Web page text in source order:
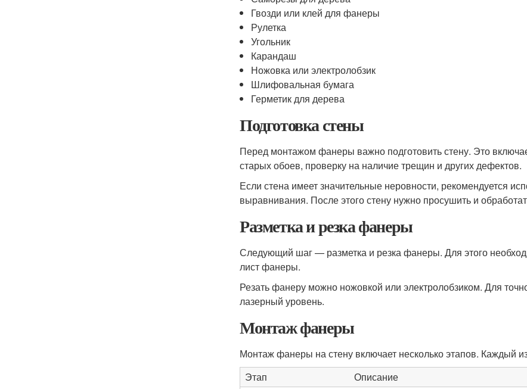
Гвозди или клей для фанеры
Рулетка
Угольник
Карандаш
Ножовка или электролобзик
Шлифовальная бумага
Герметик для дерева
Подготовка стены
Перед монтажом фанеры важно подготовить стену. Это
старых обоев, проверку на наличие трещин и других дефектов.
Если стена имеет значительные неровности, рекомендуется
выравнивания. После этого стену нужно просушить и
Разметка и резка фанеры
Следующий шаг — разметка и резка фанеры. Для этого
лист фанеры.
Резать фанеру можно ножовкой или электролобзиком. Для
лазерный уровень.
Монтаж фанеры
Монтаж фанеры на стену включает несколько этапов. Каждый
Этап
Описание